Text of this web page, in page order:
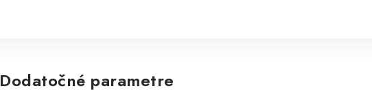
Dodatočné parametre